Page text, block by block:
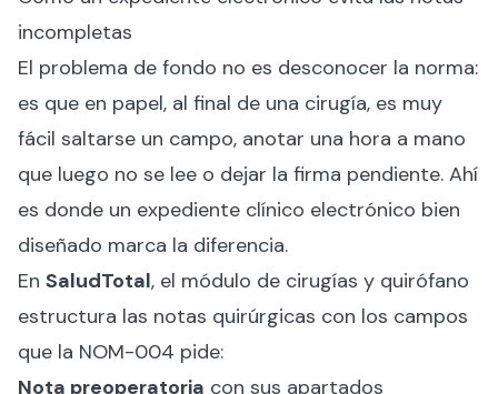
incompletas
El problema de fondo no es desconocer la norma:
es que en papel, al final de una cirugía, es muy
fácil saltarse un campo, anotar una hora a mano
que luego no se lee o dejar la firma pendiente. Ahí
es donde un expediente clínico electrónico bien
diseñado marca la diferencia.
En SaludTotal, el módulo de cirugías y quirófano
estructura las notas quirúrgicas con los campos
que la NOM-004 pide:
Nota preoperatoria con sus apartados